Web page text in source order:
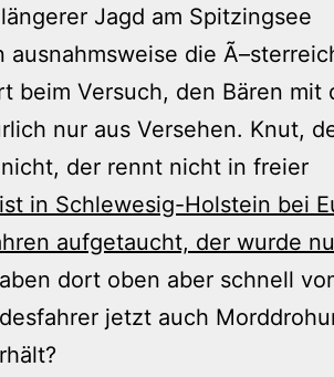
Jagd am Spitzingsee
die
beim Versuch, den Bären mit
nur aus Versehen. Knut,
der rennt nicht in freier
in Schlewesig-Holstein bei
aufgetaucht, der wurde
dort oben aber schnell
jetzt auch